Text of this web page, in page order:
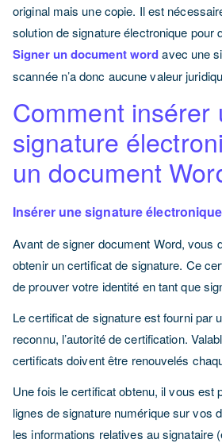
original mais une copie. Il est
solution de signature électronique pour
Signer un document wordavec une
scannée n’a donc aucune valeur
Comment insérer
signature
un document
Insérer une signature
Avant de signer document Word, vous
obtenir un certificat de signature. Ce
de prouver votre identité en tant que
Le certificat de signature est fourni par
reconnu, l’autorité de certification.
certificats doivent être renouvelés
Une fois le certificat obtenu, il vous est
lignes de signature numérique sur vos
les informations relatives au signataire